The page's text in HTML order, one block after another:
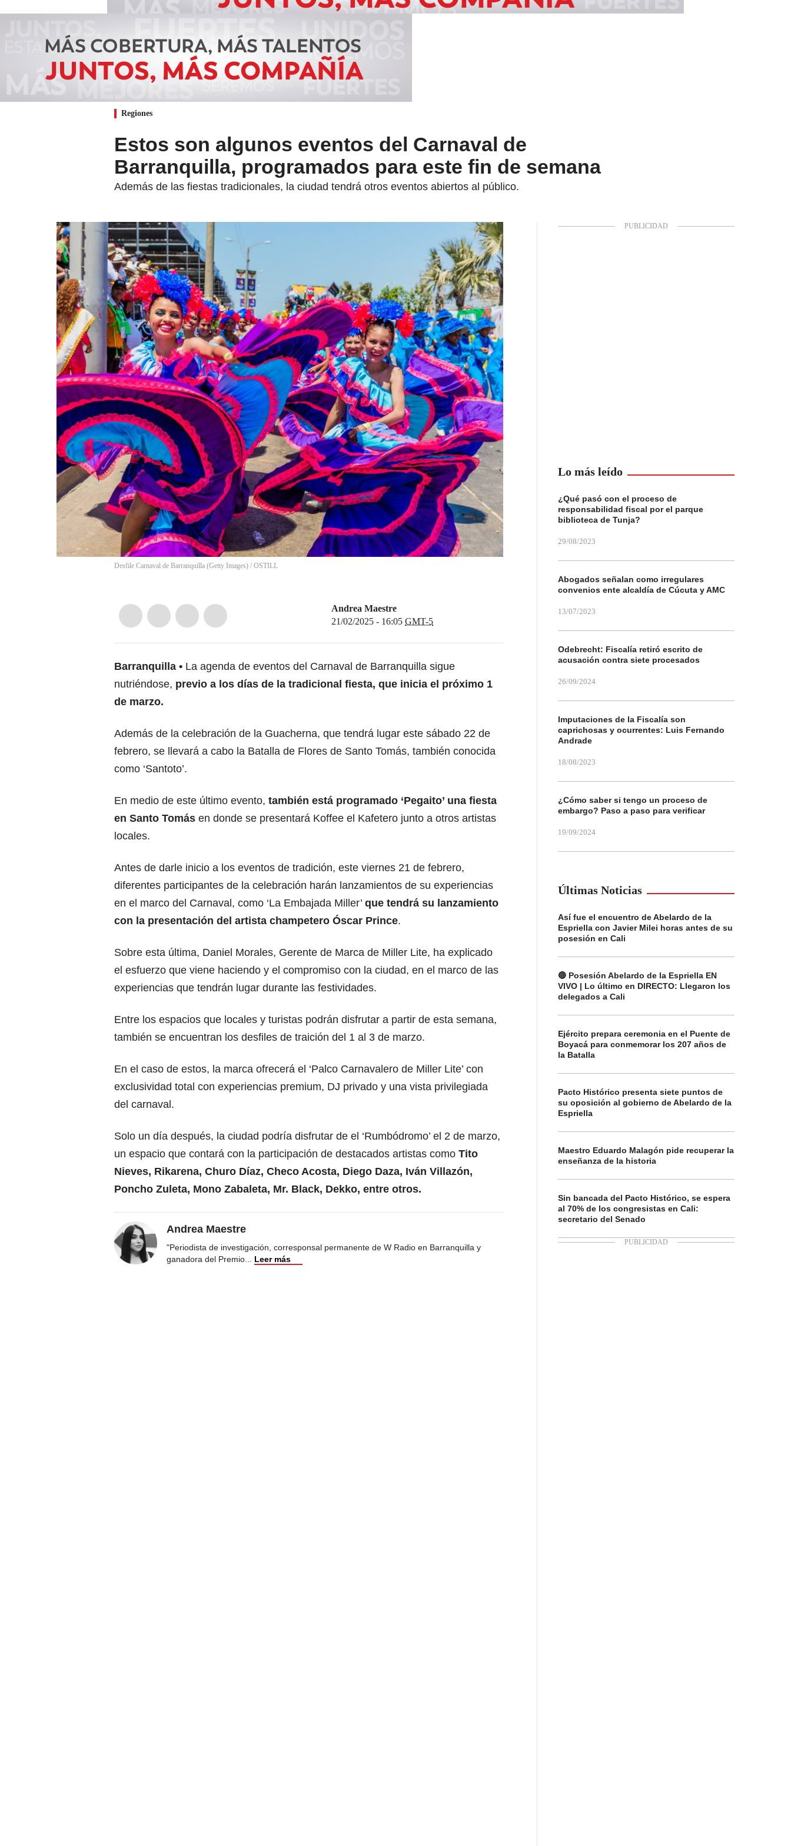
Regiones
Estos son algunos eventos del Carnaval de
Barranquilla, programados para este fin de semana
Además de las fiestas tradicionales, la ciudad tendrá otros eventos abiertos al público.
Desfile Carnaval de Barranquilla (Getty Images) / OSTILL
Andrea Maestre
21/02/2025 - 16:05 GMT-5
Barranquilla
La agenda de eventos del Carnaval de Barranquilla sigue
nutriéndose, previo a los días de la tradicional fiesta, que inicia el próximo 1
de marzo.
Además de la celebración de la Guacherna, que tendrá lugar este sábado 22 de
febrero, se llevará a cabo la Batalla de Flores de Santo Tomás, también conocida
como ‘Santoto’.
En medio de este último evento, también está programado ‘Pegaito’ una fiesta
en Santo Tomás en donde se presentará Koffee el Kafetero junto a otros artistas
locales.
Antes de darle inicio a los eventos de tradición, este viernes 21 de febrero,
diferentes participantes de la celebración harán lanzamientos de su experiencias
en el marco del Carnaval, como ‘La Embajada Miller’ que tendrá su lanzamiento
con la presentación del artista champetero Óscar Prince.
Sobre esta última, Daniel Morales, Gerente de Marca de Miller Lite, ha explicado
el esfuerzo que viene haciendo y el compromiso con la ciudad, en el marco de las
experiencias que tendrán lugar durante las festividades.
Entre los espacios que locales y turistas podrán disfrutar a partir de esta semana,
también se encuentran los desfiles de traición del 1 al 3 de marzo.
En el caso de estos, la marca ofrecerá el ‘Palco Carnavalero de Miller Lite’ con
exclusividad total con experiencias premium, DJ privado y una vista privilegiada
del carnaval.
Solo un día después, la ciudad podría disfrutar de el ‘Rumbódromo’ el 2 de marzo,
un espacio que contará con la participación de destacados artistas como Tito
Nieves, Rikarena, Churo Díaz, Checo Acosta, Diego Daza, Iván Villazón,
Poncho Zuleta, Mono Zabaleta, Mr. Black, Dekko, entre otros.
Andrea Maestre
"Periodista de investigación, corresponsal permanente de W Radio en Barranquilla y
ganadora del Premio... Leer más
Lo más leído
¿Qué pasó con el proceso de
responsabilidad fiscal por el parque
biblioteca de Tunja?
29/08/2023
Abogados señalan como irregulares
convenios ente alcaldía de Cúcuta y AMC
13/07/2023
Odebrecht: Fiscalía retiró escrito de
acusación contra siete procesados
26/09/2024
Imputaciones de la Fiscalía son
caprichosas y ocurrentes: Luis Fernando
Andrade
18/08/2023
¿Cómo saber si tengo un proceso de
embargo? Paso a paso para verificar
19/09/2024
Últimas Noticias
Así fue el encuentro de Abelardo de la
Espriella con Javier Milei horas antes de su
posesión en Cali
🔴 Posesión Abelardo de la Espriella EN
VIVO | Lo último en DIRECTO: Llegaron los
delegados a Cali
Ejército prepara ceremonia en el Puente de
Boyacá para conmemorar los 207 años de
la Batalla
Pacto Histórico presenta siete puntos de
su oposición al gobierno de Abelardo de la
Espriella
Maestro Eduardo Malagón pide recuperar la
enseñanza de la historia
Sin bancada del Pacto Histórico, se espera
al 70% de los congresistas en Cali:
secretario del Senado